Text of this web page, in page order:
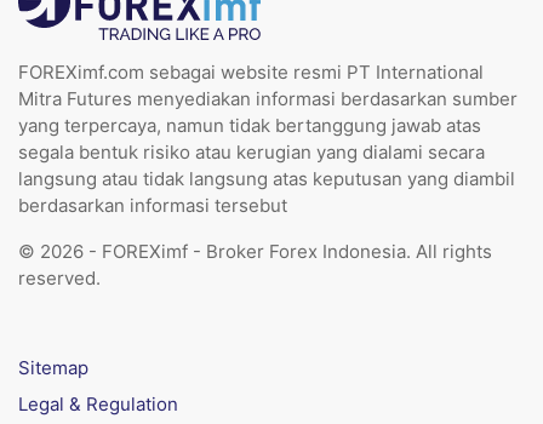
FOREXimf.com sebagai website resmi PT International
Mitra Futures menyediakan informasi berdasarkan sumber
yang terpercaya, namun tidak bertanggung jawab atas
segala bentuk risiko atau kerugian yang dialami secara
langsung atau tidak langsung atas keputusan yang diambil
berdasarkan informasi tersebut
© 2026 - FOREXimf - Broker Forex Indonesia. All rights
reserved.
Sitemap
Legal & Regulation